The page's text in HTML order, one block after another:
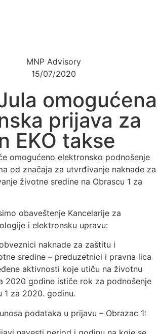
MNP Advisory
15/07/2020
omogućena
prijava za
EKO takse
omogućeno elektronsko podnošenje
od značaja za utvrđivanje naknade za
životne sredine na Obrascu 1 za
obaveštenje Kancelarije za
i elektronsku upravu:
naknade za zaštitu i
sredine – preduzetnici i pravna lica
aktivnosti koje utiču na životnu
2020 godine ističe rok za podnošenje
1 za 2020. godinu.
podataka u prijavu – Obrazac 1: